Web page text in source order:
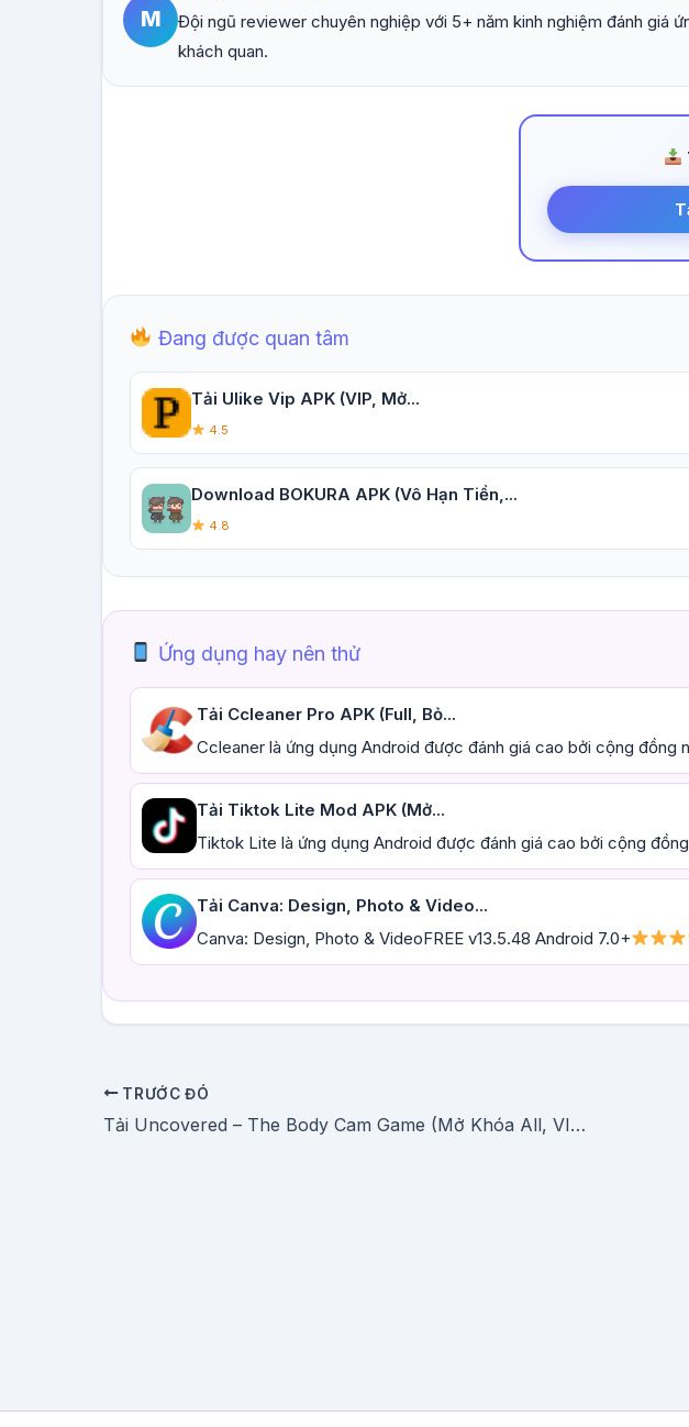
M
Đội ngũ reviewer chuyên nghiệp với 5+ năm kinh nghiệm đánh giá
khách quan.
Đang được quan tâm
Tải Ulike Vip APK (VIP, Mở...
4.5
Download BOKURA APK (Vô Hạn Tiền,...
4.8
Ứng dụng hay nên thử
Tải Ccleaner Pro APK (Full, Bỏ...
Ccleaner là ứng dụng Android được đánh giá cao bởi cộng đồng
Tải Tiktok Lite Mod APK (Mở...
Tiktok Lite là ứng dụng Android được đánh giá cao bởi cộng
Tải Canva: Design, Photo & Video...
Canva: Design, Photo & VideoFREE v13.5.48 Android 7.0+
TRƯỚC ĐÓ
Tải Uncovered – The Body Cam Game (Mở Khóa All, VIP) Update Mới 3/2026